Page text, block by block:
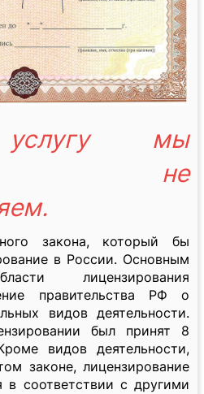
мы
не
закона, который бы
в России. Основным
лицензирования
правительства РФ о
видов деятельности.
был принят 8
видов деятельности,
законе, лицензирование
в соответствии с другими